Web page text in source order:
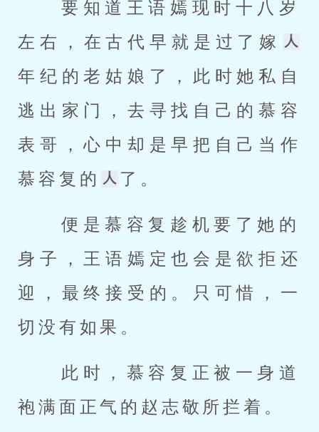
左右，在古代早就是过了嫁
年纪的老姑娘了，此时她私自
逃出家门，去寻找自己的慕容
表哥，心中却是早把自己当作
慕容复的
了。
身子，王语嫣定也会是欲拒还
迎，最终接受的。只可惜，一
切没有如果。
袍满面正气的赵志敬所拦着。